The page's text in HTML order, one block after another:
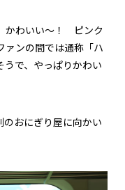
かわいい～！ ピンク
ァンの間では通称「ハ
うで、やっぱりかわい
のおにぎり屋に向かい